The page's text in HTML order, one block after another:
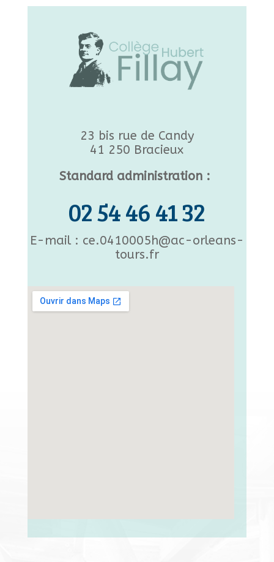
23 bis rue de Candy
41 250 Bracieux
Standard administration :
02 54 46 41 32
E-mail : ce.0410005h@ac-orleans-
tours.fr